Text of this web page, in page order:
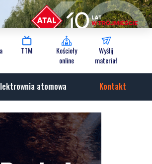
TTM
Kościoły
online
Wyślij
materiał
atomowa Kontakt